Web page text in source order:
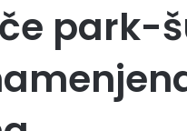
park-